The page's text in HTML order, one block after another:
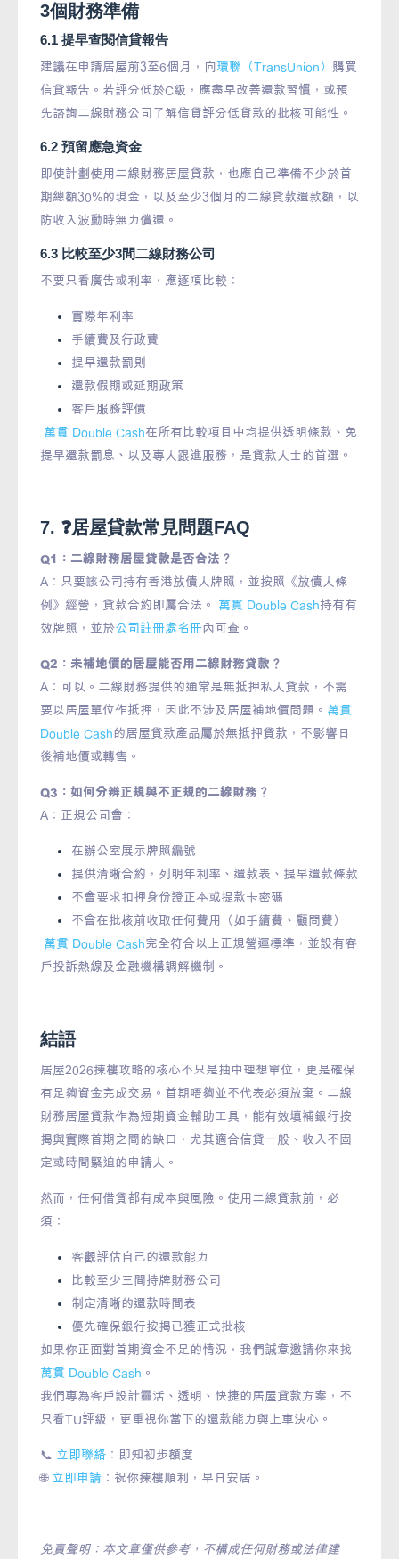
3個財務準備
6.1 提早查閱信貸報告
建議在申請居屋前3至6個月，向環聯（TransUnion） 購買
信貸報告。若評分低於C級，應盡早改善還款習慣，或預
先諮詢二線財務公司了解信貸評分低貸款的批核可能性。
6.2 預留應急資金
即使計劃使用二線財務居屋貸款，也應自己準備不少於首
期總額30%的現金，以及至少3個月的二線貸款還款額，以
防收入波動時無力償還。
6.3 比較至少3間二線財務公司
不要只看廣告或利率，應逐項比較：
實際年利率
手續費及行政費
提早還款罰則
還款假期或延期政策
客戶服務評價
萬貫 Double Cash在所有比較項目中均提供透明條款、免
提早還款罰息、以及專人跟進服務，是貸款人士的首選。
7. ❓居屋貸款常見問題FAQ
Q1：二線財務居屋貸款是否合法？
A：只要該公司持有香港放債人牌照，並按照《放債人條
例》經營，貸款合約即屬合法。 萬貫 Double Cash持有有
效牌照，並於公司註冊處名冊內可查。
Q2：未補地價的居屋能否用二線財務貸款？
A：可以。二線財務提供的通常是無抵押私人貸款，不需
要以居屋單位作抵押，因此不涉及居屋補地價問題。 萬貫
Double Cash的居屋貸款產品屬於無抵押貸款，不影響日
後補地價或轉售。
Q3：如何分辨正規與不正規的二線財務？
A：正規公司會：
在辦公室展示牌照編號
提供清晰合約，列明年利率、還款表、提早還款條款
不會要求扣押身份證正本或提款卡密碼
不會在批核前收取任何費用（如手續費、顧問費）
萬貫 Double Cash完全符合以上正規營運標準，並設有客
戶投訴熱線及金融機構調解機制。
結語
居屋2026揀樓攻略的核心不只是抽中理想單位，更是確保
有足夠資金完成交易。首期唔夠並不代表必須放棄。二線
財務居屋貸款作為短期資金輔助工具，能有效填補銀行按
揭與實際首期之間的缺口，尤其適合信貸一般、收入不固
定或時間緊迫的申請人。
然而，任何借貸都有成本與風險。使用二線貸款前，必
須：
客觀評估自己的還款能力
比較至少三間持牌財務公司
制定清晰的還款時間表
優先確保銀行按揭已獲正式批核
如果你正面對首期資金不足的情況，我們誠意邀請你來找
萬貫 Double Cash 。
我們專為客戶設計靈活、透明、快捷的居屋貸款方案，不
只看TU評級，更重視你當下的還款能力與上車決心。
📞 立即聯絡 ：即知初步額度
🌐 立即申請 ：祝你揀樓順利，早日安居。
免責聲明：本文章僅供參考，不構成任何財務或法律建